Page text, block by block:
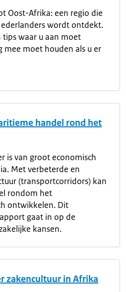
Oost-Afrika: een regio die
wordt ontdekt.
tips waar u aan moet
mee moet houden als u er
handel rond het
is van groot economisch
Met verbeterde en
(transportcorridors) kan
rondom het
ontwikkelen. Dit
gaat in op de
kansen.
zakencultuur in Afrika